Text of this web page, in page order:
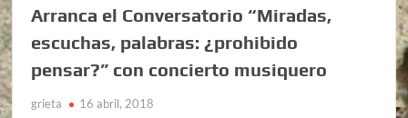
Arranca el Conversatorio “Miradas,
escuchas, palabras: ¿prohibido
pensar?” con concierto musiquero
grieta 16 abril, 2018